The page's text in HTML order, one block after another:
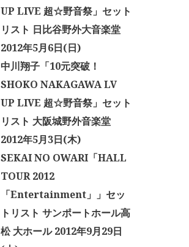
UP LIVE 超☆野音祭」セット
リスト 日比谷野外大音楽堂
2012年5月6日(日)
中川翔子「10元突破！
SHOKO NAKAGAWA LV
UP LIVE 超☆野音祭」セット
リスト 大阪城野外音楽堂
2012年5月3日(木)
SEKAI NO OWARI「HALL
TOUR 2012
「Entertainment」」セッ
トリスト サンポートホール高
松 大ホール 2012年9月29日